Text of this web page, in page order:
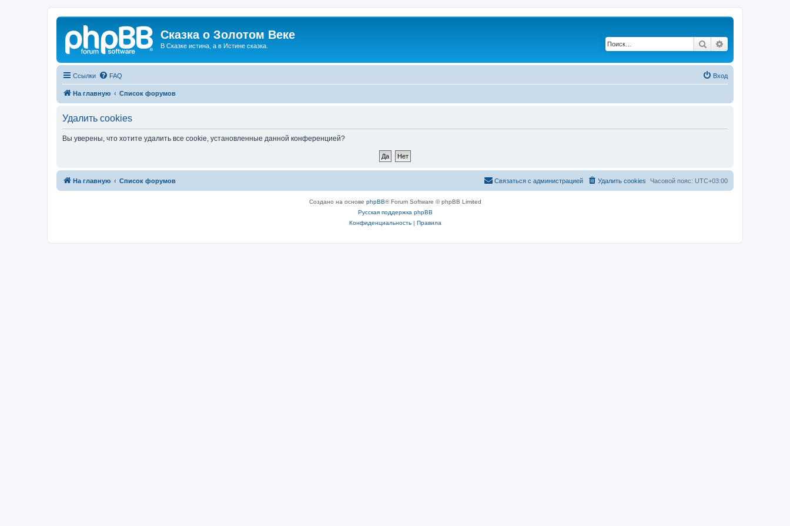
Сказка о Золотом Веке
В Сказке истина, а в Истине сказка. Поиск
Ссылки FAQ Вход
На главную Список форумов
Удалить cookies
Вы уверены, что хотите удалить все cookie, установленные данной конференцией?
На главную Список форумов Часовой пояс: UTC+03:00
Удалить cookies
Связаться с администрацией
Создано на основе phpBB® Forum Software © phpBB Limited
Русская поддержка phpBB
Конфиденциальность| Правила